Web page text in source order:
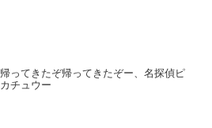
帰ってきたぞ帰ってきたぞー、名探偵ピ
カチュウー